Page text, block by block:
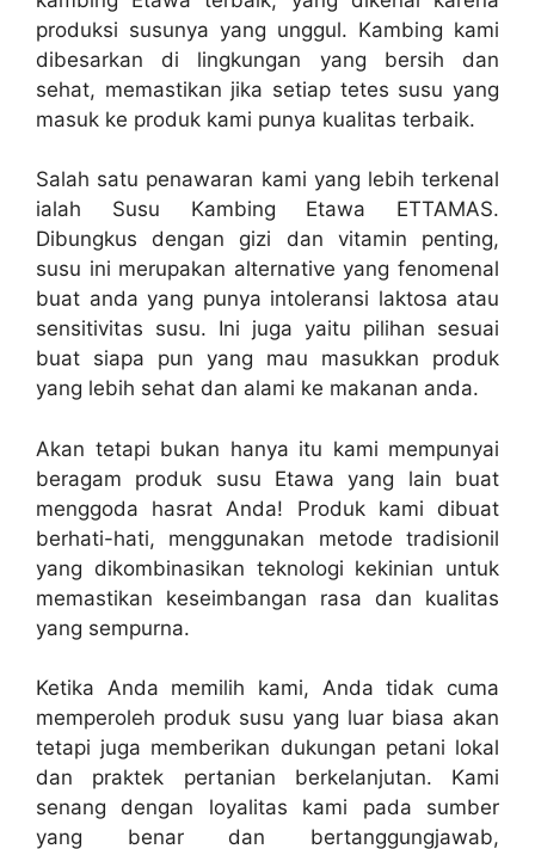
produksi susunya yang unggul. Kambing kami
dibesarkan di lingkungan yang bersih dan
sehat, memastikan jika setiap tetes susu yang
masuk ke produk kami punya kualitas terbaik.
Salah satu penawaran kami yang lebih terkenal
ialah Susu Kambing Etawa ETTAMAS.
Dibungkus dengan gizi dan vitamin penting,
susu ini merupakan alternative yang fenomenal
buat anda yang punya intoleransi laktosa atau
sensitivitas susu. Ini juga yaitu pilihan sesuai
buat siapa pun yang mau masukkan produk
yang lebih sehat dan alami ke makanan anda.
Akan tetapi bukan hanya itu kami mempunyai
beragam produk susu Etawa yang lain buat
menggoda hasrat Anda! Produk kami dibuat
berhati-hati, menggunakan metode tradisionil
yang dikombinasikan teknologi kekinian untuk
memastikan keseimbangan rasa dan kualitas
yang sempurna.
Ketika Anda memilih kami, Anda tidak cuma
memperoleh produk susu yang luar biasa akan
tetapi juga memberikan dukungan petani lokal
dan praktek pertanian berkelanjutan. Kami
senang dengan loyalitas kami pada sumber
yang benar dan bertanggungjawab,